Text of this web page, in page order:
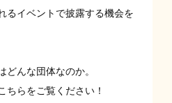
るイベントで披露する機会を
どんな団体なのか。
ちらをご覧ください！